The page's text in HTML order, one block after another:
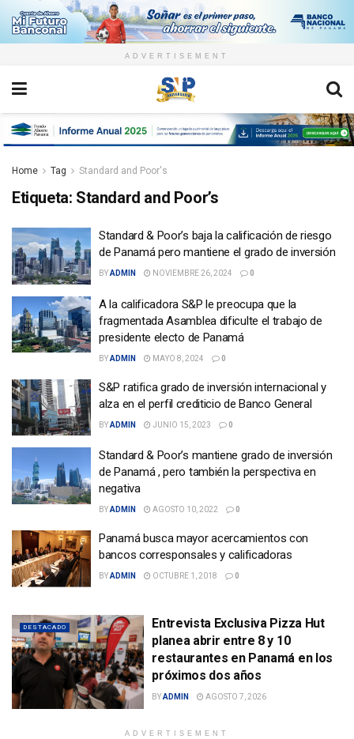
ADVERTISEMENT
Home Tag Standard and Poor's
Etiqueta: Standard and Poor’s
Standard & Poor’s baja la calificación de riesgo
de Panamá pero mantiene el grado de inversión
BYADMIN NOVIEMBRE 26, 2024 0
A la calificadora S&P le preocupa que la
fragmentada Asamblea dificulte el trabajo de
presidente electo de Panamá
BYADMIN MAYO 8, 2024 0
S&P ratifica grado de inversión internacional y
alza en el perfil crediticio de Banco General
BYADMIN JUNIO 15, 2023 0
Standard & Poor’s mantiene grado de inversión
de Panamá , pero también la perspectiva en
negativa
BYADMIN AGOSTO 10, 2022 0
Panamá busca mayor acercamientos con
bancos corresponsales y calificadoras
BYADMIN OCTUBRE 1, 2018 0
DESTACADO
Entrevista Exclusiva Pizza Hut
planea abrir entre 8 y 10
restaurantes en Panamá en los
próximos dos años
BYADMIN AGOSTO 7, 2026
ADVERTISEMENT